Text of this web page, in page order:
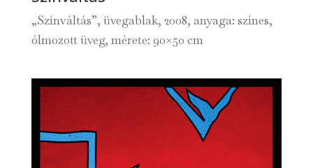
„Színváltás”, üvegablak, 2008, anyaga: színes,
ólmozott üveg, mérete: 90×50 cm